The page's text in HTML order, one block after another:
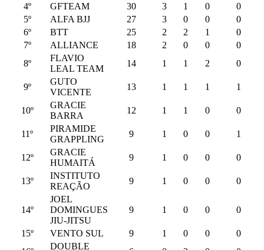
4º
GFTEAM 30 3 1 0
0
5º
ALFA BJJ 27 3 0 0
0
6º
BTT 25 2 2 1
0
7º
ALLIANCE 18 2 0 0
0
8º
FLAVIO
LEAL TEAM
14 1 1 2 0
9º
GUTO
VICENTE
13 1 1 1 1
10º
GRACIE
BARRA
12 1 1 0 0
11º
PIRAMIDE
GRAPPLING
9 1 0 0 1
12º
GRACIE
HUMAITÁ
9 1 0 0 0
13º
INSTITUTO
REAÇÃO
9 1 0 0 0
14º
JOEL
DOMINGUES
JIU-JITSU
9 1 0 0 0
15º VENTO SUL 9 1 0 0
0
DOUBLE